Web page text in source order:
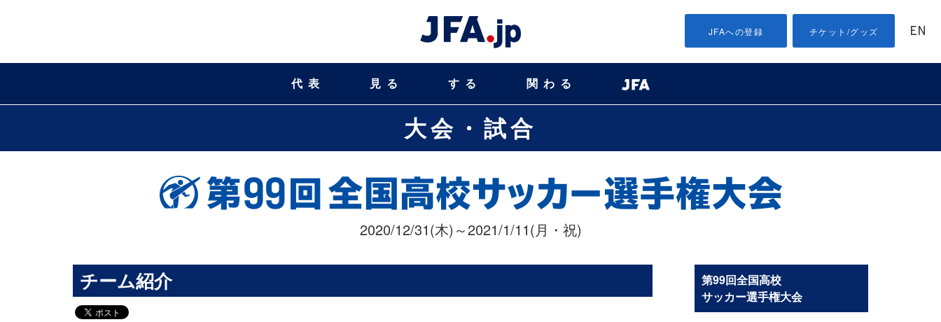
JFAへの登録 チケット/グッズ EN
代表 見る する 関わる
大会・試合
2020/12/31(木)～2021/1/11(月・祝)
チーム紹介
第99回全国高校
サッカー選手権大会